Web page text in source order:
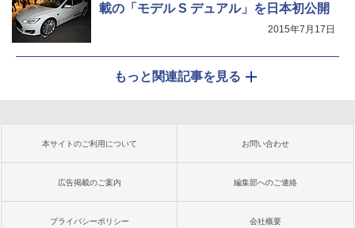
載の「モデル S デュアル」を日本初公開
2015年7月17日
もっと関連記事を見る
本サイトのご利用について お問い合わせ
広告掲載のご案内 編集部へのご連絡
プライバシーポリシー 会社概要